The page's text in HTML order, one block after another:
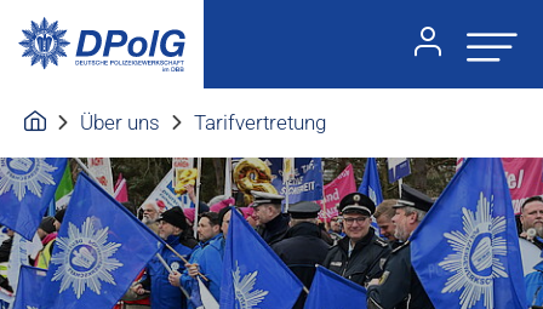
Über uns Tarifvertretung